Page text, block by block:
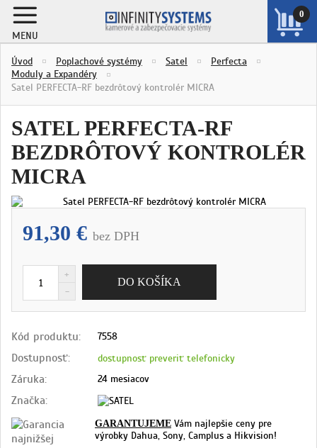
MENU
0
Úvod Poplachové systémy Satel
Perfecta
Moduly a Expandéry
Satel PERFECTA-RF bezdrôtový kontrolér MICRA
SATEL PERFECTA-RF
BEZDRÔTOVÝ KONTROLÉR
MICRA
91,30 € bez DPH
Kód produktu: 7558
Dostupnosť: dostupnosť preveriť telefonicky
Záruka: 24 mesiacov
Značka:
GARANTUJEME Vám najlepšie ceny pre
výrobky Dahua, Sony, Camplus a Hikvision!